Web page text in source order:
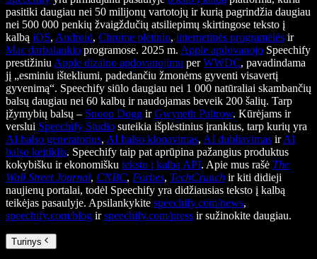
pasitiki daugiau nei 50 milijonų vartotojų ir kurią pagrindžia daugiau
nei 500 000 penkių žvaigždučių atsiliepimų skirtingose teksto į
kalbą iOS, Android, Chrome plėtinio, internetinės programėlės ir
Mac darbalaukio programose. 2025 m. Apple apdovanojo Speechify
prestižiniu Apple dizaino apdovanojimu perWWDC, pavadindama
jį „esminiu ištekliumi, padedančiu žmonėms gyventi visavertį
gyvenimą“. Speechify siūlo daugiau nei 1 000 natūraliai skambančių
balsų daugiau nei 60 kalbų ir naudojamas beveik 200 šalių. Tarp
įžymybių balsų – Snoop Dogg irGwyneth Paltrow. Kūrėjams ir
verslui Speechify Studio suteikia išplėstinius įrankius, tarp kurių yra
AI balso generatorius, AI balso klonavimas, AI dubliavimas irAI
balso keitiklis. Speechify taip pat aprūpina pažangius produktus
kokybišku ir ekonomišku teksto į kalbą API. Apie mus rašė The
Wall Street Journal, CNBC, Forbes, TechCrunch ir kiti didieji
naujienų portalai, todėl Speechify yra didžiausias teksto į kalbą
teikėjas pasaulyje. Apsilankykite speechify.com/news,
speechify.com/blog irspeechify.com/press ir sužinokite daugiau.
Turinys